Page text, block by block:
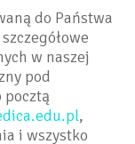
do Państwa
w naszej
pod
pocztą
,
i wszystko